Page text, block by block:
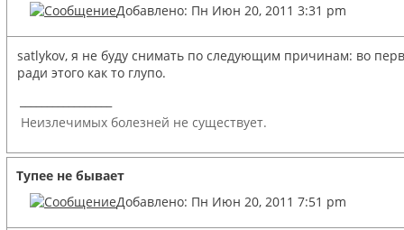
Добавлено: Пн Июн 20, 2011 3:31 pm
satlykov, я не буду снимать по следующим причинам: во
ради этого как то глупо.
Неизлечимых болезней не существует.
Тупее не бывает
Добавлено: Пн Июн 20, 2011 7:51 pm